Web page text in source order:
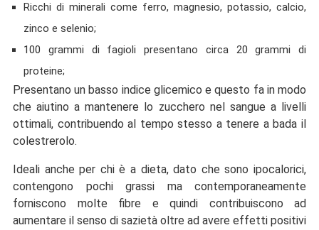
Ricchi di minerali come ferro, magnesio, potassio, calcio,
zinco e selenio;
100 grammi di fagioli presentano circa 20 grammi di
proteine;
Presentano un basso indice glicemico e questo fa in modo
che aiutino a mantenere lo zucchero nel sangue a livelli
ottimali, contribuendo al tempo stesso a tenere a bada il
colestrerolo.
Ideali anche per chi è a dieta, dato che sono ipocalorici,
contengono pochi grassi ma contemporaneamente
forniscono molte fibre e quindi contribuiscono ad
aumentare il senso di sazietà oltre ad avere effetti positivi